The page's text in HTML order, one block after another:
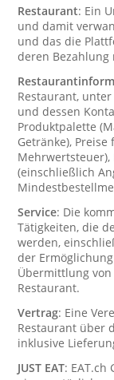
Restaurant: Ein
und damit
und das die
deren Bezahlung
Restaurant,
und dessen
Produktpalette
Getränke),
Mehrwertsteuer),
(einschließlich
Service: Die
Tätigkeiten, die
werden,
der
Übermittlung
Restaurant.
Vertrag: Eine
Restaurant über
inklusive
JUST EAT: